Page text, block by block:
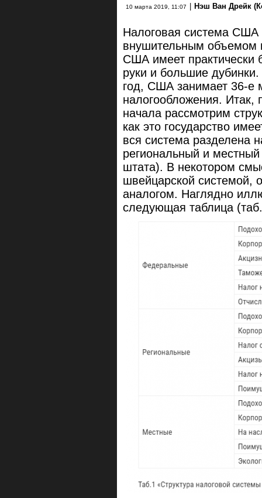
10 марта 2019, 11:07 Нэш Ван Дрейк
Налоговая система США
внушительным объемом
США имеет практически
руки и большие
год, США занимает 36-е
налогообложения. Итак,
начала рассмотрим
как это государство
вся система разделена
региональный и
штата). В некотором
швейцарской системой,
аналогом. Наглядно
следующая таблица